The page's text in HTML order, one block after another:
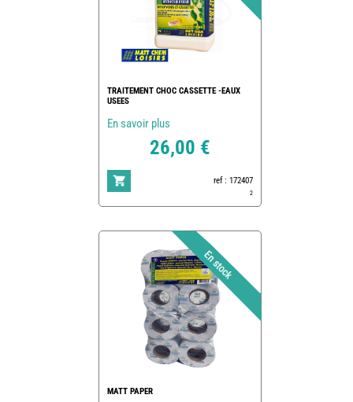
TRAITEMENT CHOC CASSETTE -EAUX
USEES
En savoir plus
26,00 €
ref : 172407
2
MATT PAPER